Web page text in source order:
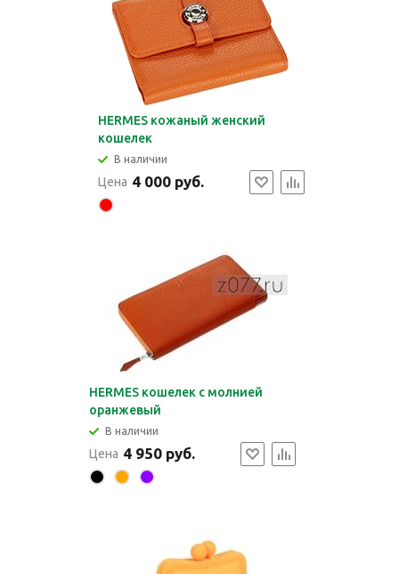
HERMES кожаный женский
кошелек
В наличии
Цена 4 000 руб.
HERMES кошелек с молнией
оранжевый
В наличии
Цена 4 950 руб.